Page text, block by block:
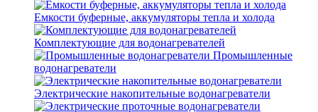
Емкости буферные, аккумуляторы тепла и холода
Комплектующие для водонагревателей
Промышленные
водонагреватели
Электрические накопительные водонагреватели